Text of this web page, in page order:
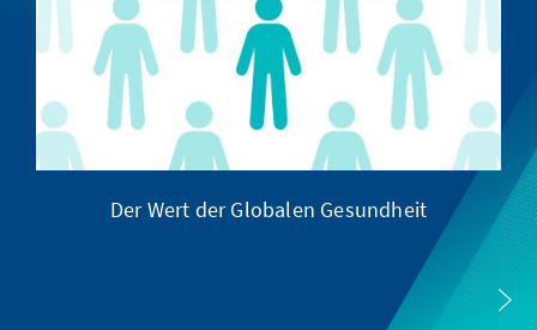
Der Wert der Globalen Gesundheit